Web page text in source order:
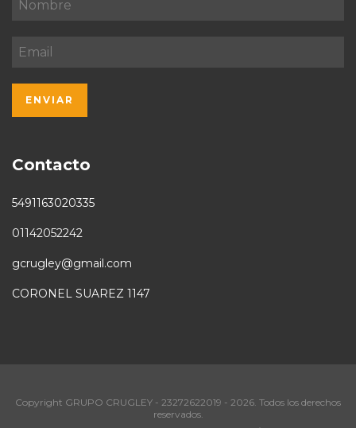
Contacto
5491163020335
01142052242
gcrugley@gmail.com
CORONEL SUAREZ 1147
Copyright GRUPO CRUGLEY - 23272622019 - 2026. Todos los derechos
reservados.